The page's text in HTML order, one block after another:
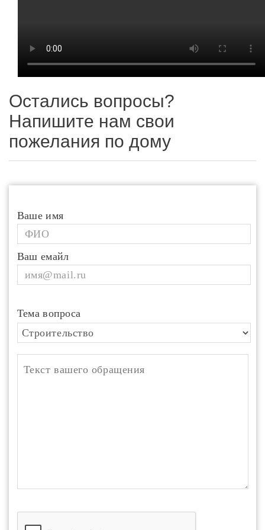
Остались вопросы?
Напишите нам свои
пожелания по дому
Ваше имя
Ваш емайл
Тема вопроса